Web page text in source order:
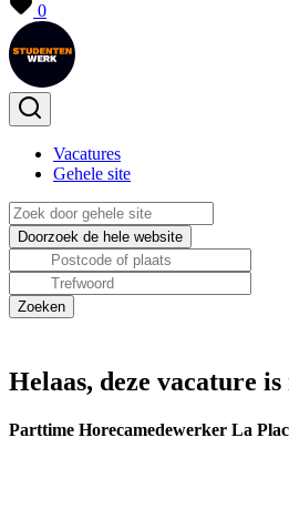
0
Vacatures
Gehele site
Helaas, deze vacature
Parttime Horecamedewerker La